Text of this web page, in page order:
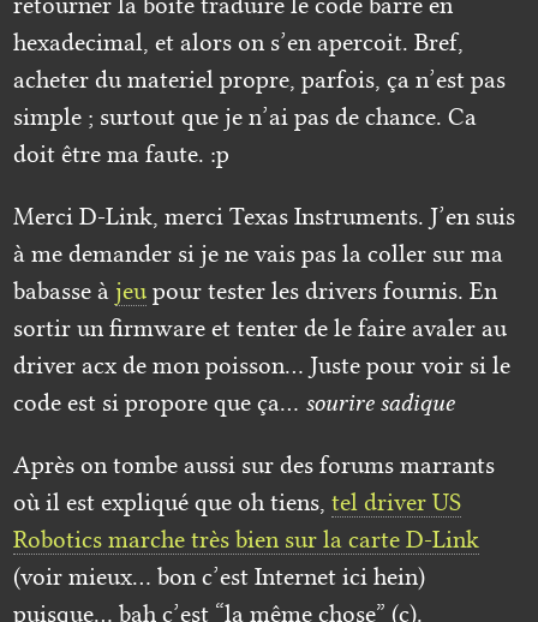
hexadecimal, et alors on s’en apercoit. Bref,
acheter du materiel propre, parfois, ça n’est pas
simple ; surtout que je n’ai pas de chance. Ca
doit être ma faute. :p
Merci D-Link, merci Texas Instruments. J’en suis
à me demander si je ne vais pas la coller sur ma
babasse à jeu pour tester les drivers fournis. En
sortir un firmware et tenter de le faire avaler au
driver acx de mon poisson… Juste pour voir si le
code est si propore que ça… sourire sadique
Après on tombe aussi sur des forums marrants
où il est expliqué que oh tiens,tel driver US
Robotics marche très bien sur la carte D-Link
(voir mieux… bon c’est Internet ici hein)
puisque… bah c’est “la même chose” (c).